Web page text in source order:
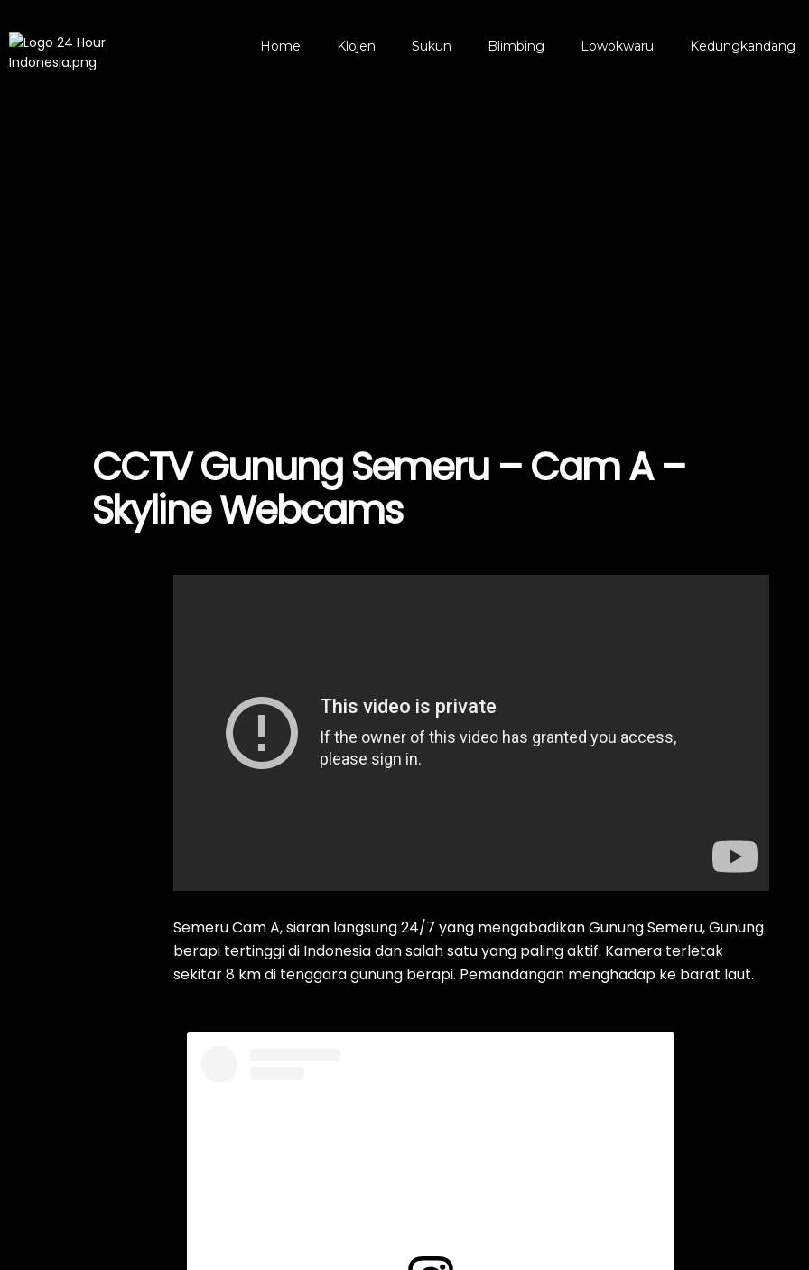
Home Klojen Sukun Blimbing Lowokwaru Kedungkandang
CCTV Gunung Semeru – Cam A –
Skyline Webcams
Semeru Cam A, siaran langsung 24/7 yang mengabadikan Gunung Semeru, Gunung
berapi tertinggi di Indonesia dan salah satu yang paling aktif. Kamera terletak
sekitar 8 km di tenggara gunung berapi. Pemandangan menghadap ke barat laut.